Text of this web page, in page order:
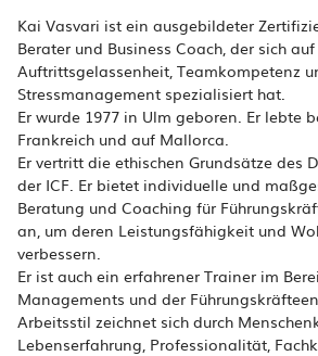
Kai Vasvari ist ein ausgebildeter
Berater und Business Coach, der sich
Auftrittsgelassenheit, Teamkompetenz
Stressmanagement spezialisiert hat.
Er wurde 1977 in Ulm geboren. Er lebte
Frankreich und auf Mallorca.
Er vertritt die ethischen Grundsätze des
der ICF. Er bietet individuelle und
Beratung und Coaching für
an, um deren Leistungsfähigkeit und
verbessern.
Er ist auch ein erfahrener Trainer im
Managements und der
Arbeitsstil zeichnet sich durch
Lebenserfahrung, Professionalität,